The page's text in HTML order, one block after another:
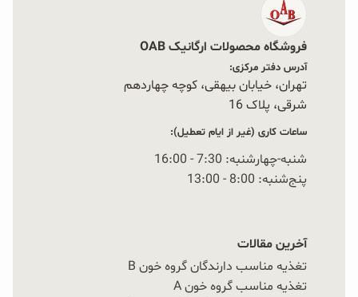
فروشگاه محصولات ارگانیک OAB
آدرس دفتر مرکزی:
تهران، خیابان بیهقی، کوچه چهاردهم
شرقی، پلاک 16‭
ساعات کاری (غیر از ایام تعطیل):
شنبه-چهارشنبه: 7:30 - 16:00
پنج‌شنبه: 8:00 - 13:00
آخرین مقالات
تغذیه مناسب دارندگان گروه خون B
تغذیه مناسب گروه خون A